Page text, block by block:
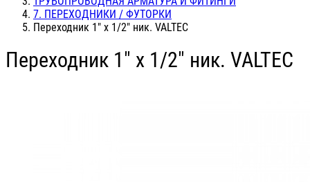
7. ПЕРЕХОДНИКИ / ФУТОРКИ
Переходник 1" х 1/2" ник. VALTEC
Переходник 1" х 1/2" ник. VALTEC